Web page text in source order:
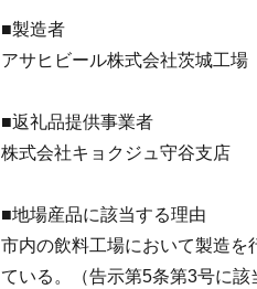
■製造者
アサヒビール株式会社茨城工場
■返礼品提供事業者
株式会社キョクジュ守谷支店
■地場産品に該当する理由
市内の飲料工場において製造を
ている。（告示第5条第3号に該